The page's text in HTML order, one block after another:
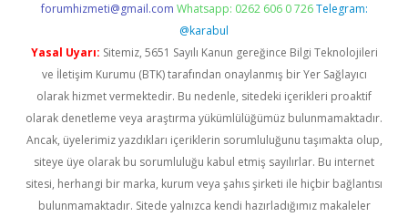
forumhizmeti@gmail.com Whatsapp: 0262 606 0 726 Telegram:
@karabul
Yasal Uyarı: Sitemiz, 5651 Sayılı Kanun gereğince Bilgi Teknolojileri
ve İletişim Kurumu (BTK) tarafından onaylanmış bir Yer Sağlayıcı
olarak hizmet vermektedir. Bu nedenle, sitedeki içerikleri proaktif
olarak denetleme veya araştırma yükümlülüğümüz bulunmamaktadır.
Ancak, üyelerimiz yazdıkları içeriklerin sorumluluğunu taşımakta olup,
siteye üye olarak bu sorumluluğu kabul etmiş sayılırlar. Bu internet
sitesi, herhangi bir marka, kurum veya şahıs şirketi ile hiçbir bağlantısı
bulunmamaktadır. Sitede yalnızca kendi hazırladığımız makaleler